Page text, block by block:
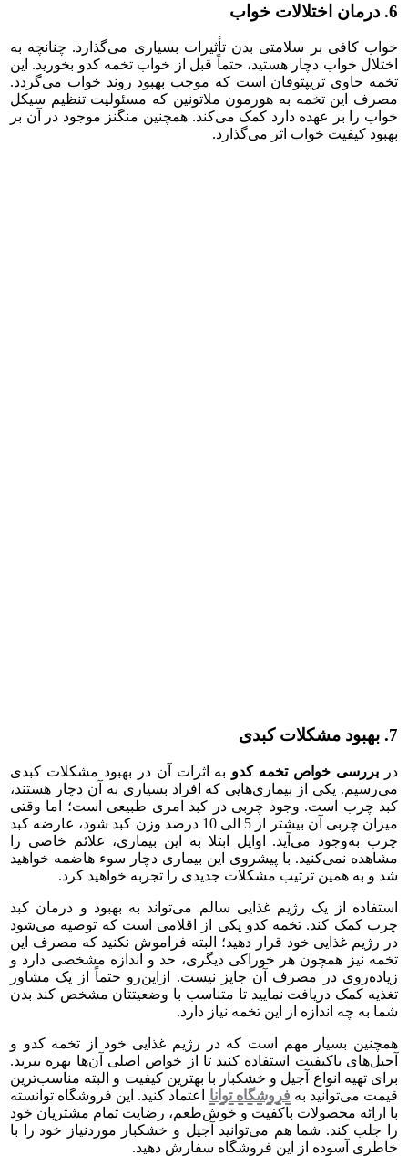
6. درمان اختلالات خواب
خواب کافی بر سلامتی بدن تأثیرات بسیاری می‌گذارد. چنانچه به
اختلال خواب دچار هستید، حتماً قبل از خواب تخمه کدو بخورید. این
تخمه حاوی تریپتوفان است که موجب بهبود روند خواب می‌گردد.
مصرف این تخمه به هورمون ملاتونین که مسئولیت تنظیم سیکل
خواب را بر عهده دارد کمک می‌کند. همچنین منگنز موجود در آن بر
بهبود کیفیت خواب اثر می‌گذارد.
7. بهبود مشکلات کبدی
در بررسی خواص تخمه کدو به اثرات آن در بهبود مشکلات کبدی
می‌رسیم. یکی از بیماری‌هایی که افراد بسیاری به آن دچار هستند،
کبد چرب است. وجود چربی در کبد امری طبیعی است؛ اما وقتی
میزان چربی آن بیشتر از 5 الی 10 درصد وزن کبد شود، عارضه کبد
چرب به‌وجود می‌آید. اوایل ابتلا به این بیماری، علائم خاصی را
مشاهده نمی‌کنید. با پیشروی این بیماری دچار سوء هاضمه خواهید
شد و به همین ترتیب مشکلات جدیدی را تجربه خواهید کرد.
استفاده از یک رژیم غذایی سالم می‌تواند به بهبود و درمان کبد
چرب کمک کند. تخمه کدو یکی از اقلامی است که توصیه می‌شود
در رژیم غذایی خود قرار دهید؛ البته فراموش نکنید که مصرف این
تخمه نیز همچون هر خوراکی دیگری، حد و اندازه مشخصی دارد و
زیاده‌روی در مصرف آن جایز نیست. ازاین‌رو حتماً از یک مشاور
تغذیه کمک دریافت نمایید تا متناسب با وضعیتتان مشخص کند بدن‌
شما به چه اندازه از این تخمه نیاز دارد.
همچنین بسیار مهم است که در رژیم غذایی خود از تخمه کدو و
آجیل‌های باکیفیت استفاده کنید تا از خواص اصلی آن‌ها بهره ببرید.
برای تهیه انواع آجیل و خشکبار با بهترین کیفیت و البته مناسب‌ترین
قیمت می‌توانید به فروشگاه توانا اعتماد کنید. این فروشگاه توانسته
با ارائه محصولات باکفیت و خوش‌طعم، رضایت تمام مشتریان خود
را جلب کند. شما هم می‌توانید آجیل و خشکبار موردنیاز خود را با
خاطری آسوده از این فروشگاه سفارش دهید.